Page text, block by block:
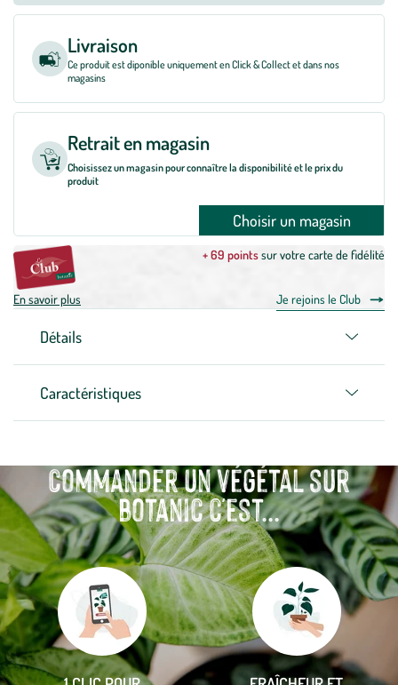
Livraison
Ce produit est diponible uniquement en Click & Collect et dans nos
magasins
Retrait en magasin
Choisissez un magasin pour connaître la disponibilité et le prix du
produit
Choisir un magasin
+ 69 pointssur votre carte de fidélité
En savoir plus Je rejoins le Club
Détails
Caractéristiques
Commander un végétal sur
botanic c'est...
Aller
à
la
Aller
à
la